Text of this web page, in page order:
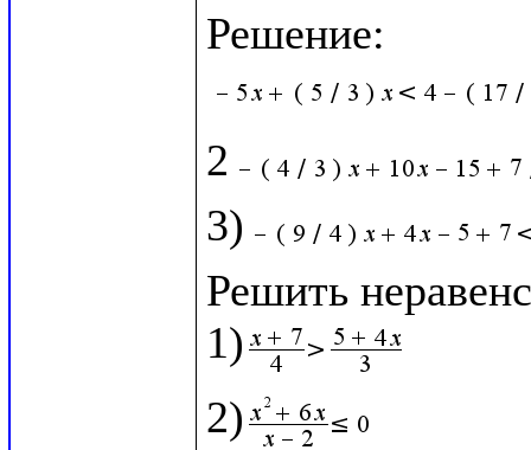
2
3)
Решить
1)
2)